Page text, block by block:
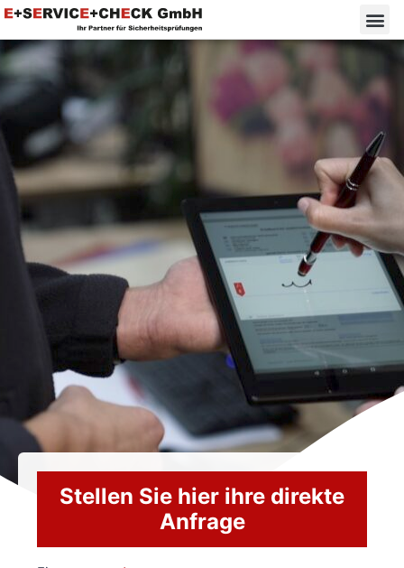
Stellen Sie hier ihre direkte
Anfrage